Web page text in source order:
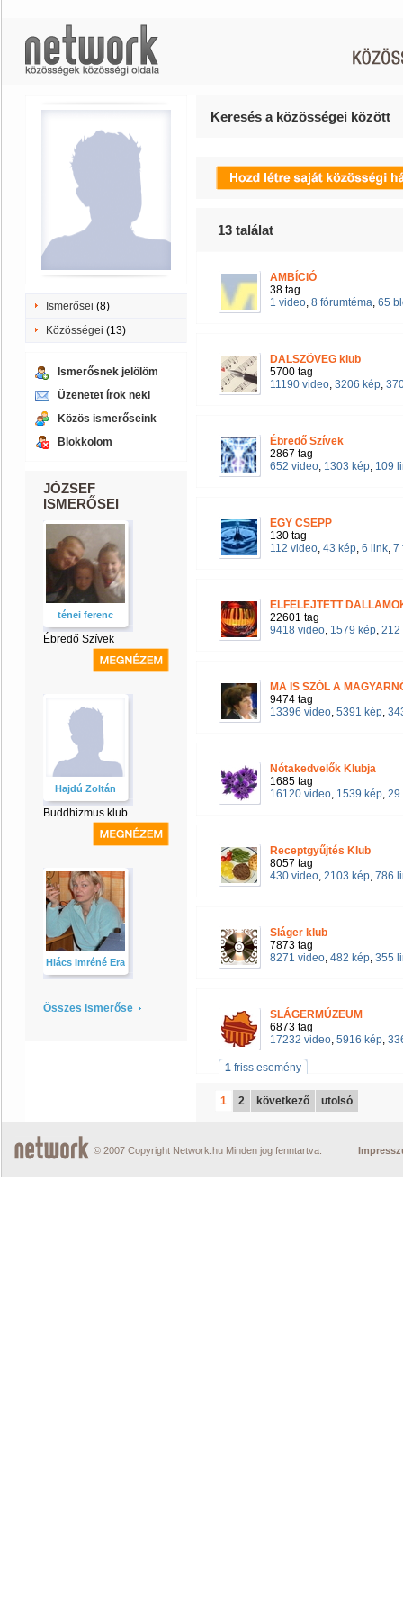
Ismerősei (8)
Közösségei (13)
Ismerősnek jelölöm
Üzenetet írok neki
Közös ismerőseink
Blokkolom
JÓZSEF
ISMERŐSEI
ténei ferenc
Ébredő Szívek
Hajdú Zoltán
Buddhizmus klub
Hlács Imréné Era
Összes ismerőse
Keresés a közösségei között
13 találat
AMBÍCIÓ
38 tag
1 video, 8 fórumtéma, 65
DALSZÖVEG klub
5700 tag
11190 video, 3206 kép,
Ébredő Szívek
2867 tag
652 video, 1303 kép, 109
EGY CSEPP
130 tag
112 video, 43 kép, 6 link, 7
ELFELEJTETT
22601 tag
9418 video, 1579 kép, 212
MA IS SZÓL A
9474 tag
13396 video, 5391 kép,
Nótakedvelők Klubja
1685 tag
16120 video, 1539 kép, 29
Receptgyűjtés Klub
8057 tag
430 video, 2103 kép, 786
Sláger klub
7873 tag
8271 video, 482 kép, 355
SLÁGERMÚZEUM
6873 tag
17232 video, 5916 kép,
1 friss esemény
1 2 következő utolsó
© 2007 Copyright Network.hu Minden jog fenntartva.